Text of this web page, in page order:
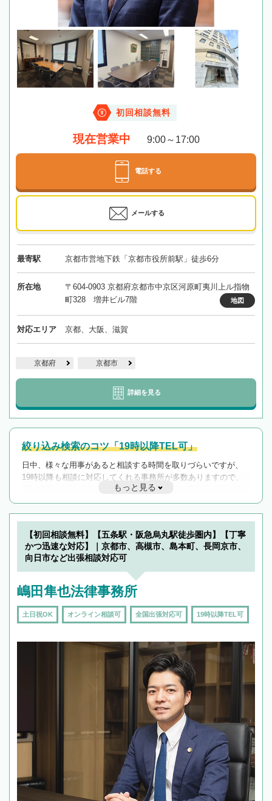
初回相談無料
現在営業中 9:00～17:00
電話する
メールする
最寄駅 京都市営地下鉄「京都市役所前駅」徒歩6分
所在地
〒604-0903 京都府京都市中京区河原町夷川上ル指物
町328 増井ビル7階
地図
対応エリア 京都、大阪、滋賀
京都府 京都市
詳細を見る
絞り込み検索のコツ「19時以降TEL可」
日中、様々な用事があると相談する時間を取りづらいですが、
19時以降も相談に対応してくれる事務所が多数ありますので、
遅い時間の相談が増えそうな場合はそのような事務所に絞り込
んで検索してみましょう。
19時以降TEL可の条件
を加えて再検索
もっと見る
【初回相談無料】【五条駅・阪急烏丸駅徒歩圏内】【丁寧
かつ迅速な対応】｜京都市、高槻市、島本町、長岡京市、
向日市など出張相談対応可
嶋田隼也法律事務所
土日祝OK オンライン相談可 全国出張対応可 19時以降TEL可